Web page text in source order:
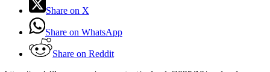
Share on X
Share on WhatsApp
Share on Reddit